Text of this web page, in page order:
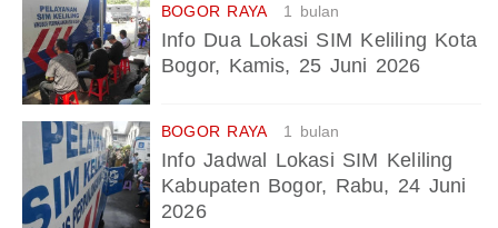
BOGOR RAYA 1 bulan
Info Dua Lokasi SIM Keliling Kota
Bogor, Kamis, 25 Juni 2026
BOGOR RAYA 1 bulan
Info Jadwal Lokasi SIM Keliling
Kabupaten Bogor, Rabu, 24 Juni
2026